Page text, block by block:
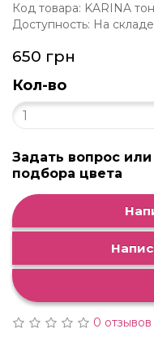
Код товара: KARINA
Доступность: На складе
650 грн
Кол-во
Задать вопрос
подбора цвета
0 отзывов